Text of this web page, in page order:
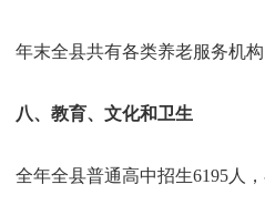
年末全县共有各类养老服务机
八、教育、文化和卫生
全年全县普通高中招生6195人